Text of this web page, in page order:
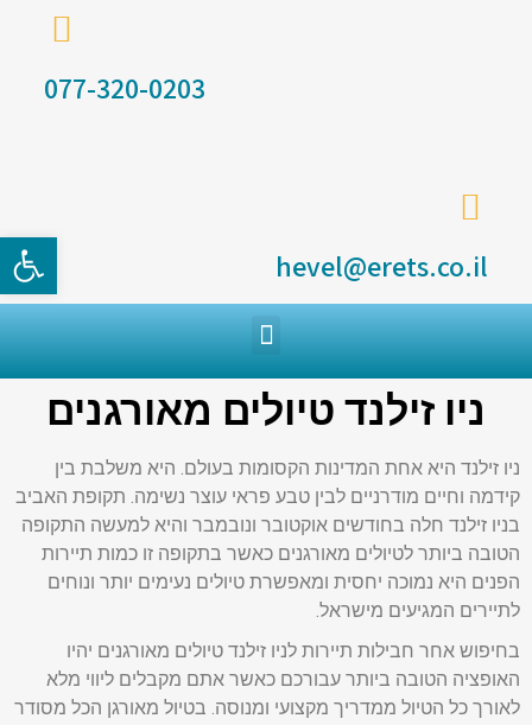
פתח
077-320-0203
hevel@erets.co.il
ניו זילנד טיולים מאורגנים
ניו זילנד היא אחת המדינות הקסומות בעולם. היא משלבת בין
קידמה וחיים מודרניים לבין טבע פראי עוצר נשימה. תקופת האביב
בניו זילנד חלה בחודשים אוקטובר ונובמבר והיא למעשה התקופה
הטובה ביותר לטיולים מאורגנים כאשר בתקופה זו כמות תיירות
הפנים היא נמוכה יחסית ומאפשרת טיולים נעימים יותר ונוחים
לתיירים המגיעים מישראל.
בחיפוש אחר חבילות תיירות לניו זילנד טיולים מאורגנים יהיו
האופציה הטובה ביותר עבורכם כאשר אתם מקבלים ליווי מלא
לאורך כל הטיול ממדריך מקצועי ומנוסה. בטיול מאורגן הכל מסודר